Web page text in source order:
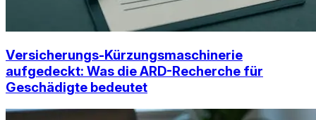
Versicherungs-Kürzungsmaschinerie
aufgedeckt: Was die ARD-Recherche für
Geschädigte bedeutet